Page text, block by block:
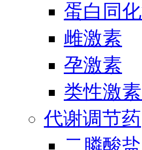
蛋白同
雌激素
孕激素
类性激
代谢调节药
二膦酸